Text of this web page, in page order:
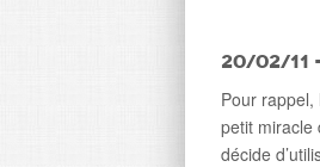
20/02/11
Pour
petit miracle
décide